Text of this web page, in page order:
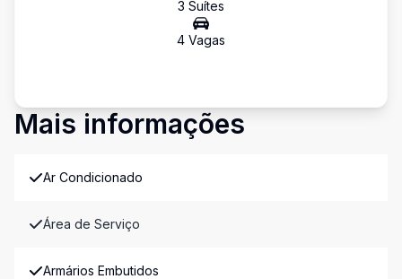
3 Suítes
4 Vagas
Mais informações
Ar Condicionado
Área de Serviço
Armários Embutidos